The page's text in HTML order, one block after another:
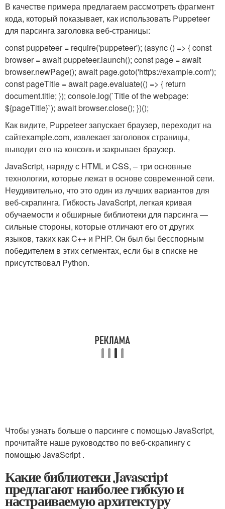
В качестве примера предлагаем рассмотреть фрагмент
кода, который показывает, как использовать Puppeteer
для парсинга заголовка веб-страницы:
const puppeteer = require('puppeteer'); (async () => { const
browser = await puppeteer.launch(); const page = await
browser.newPage(); await page.goto('https://example.com');
const pageTitle = await page.evaluate(() => { return
document.title; }); console.log(`Title of the webpage:
${pageTitle}`); await browser.close(); })();
Как видите, Puppeteer запускает браузер, переходит на
сайтexample.com, извлекает заголовок страницы,
выводит его на консоль и закрывает браузер.
JavaScript, наряду с HTML и CSS, – три основные
технологии, которые лежат в основе современной сети.
Неудивительно, что это один из лучших вариантов для
веб-скрапинга. Гибкость JavaScript, легкая кривая
обучаемости и обширные библиотеки для парсинга —
сильные стороны, которые отличают его от других
языков, таких как C++ и PHP. Он был бы бесспорным
победителем в этих сегментах, если бы в списке не
присутствовал Python.
Чтобы узнать больше о парсинге с помощью JavaScript,
прочитайте наше руководство по веб-скрапингу с
помощью JavaScript .
Какие библиотеки Javascript
предлагают наиболее гибкую и
настраиваемую архитектуру